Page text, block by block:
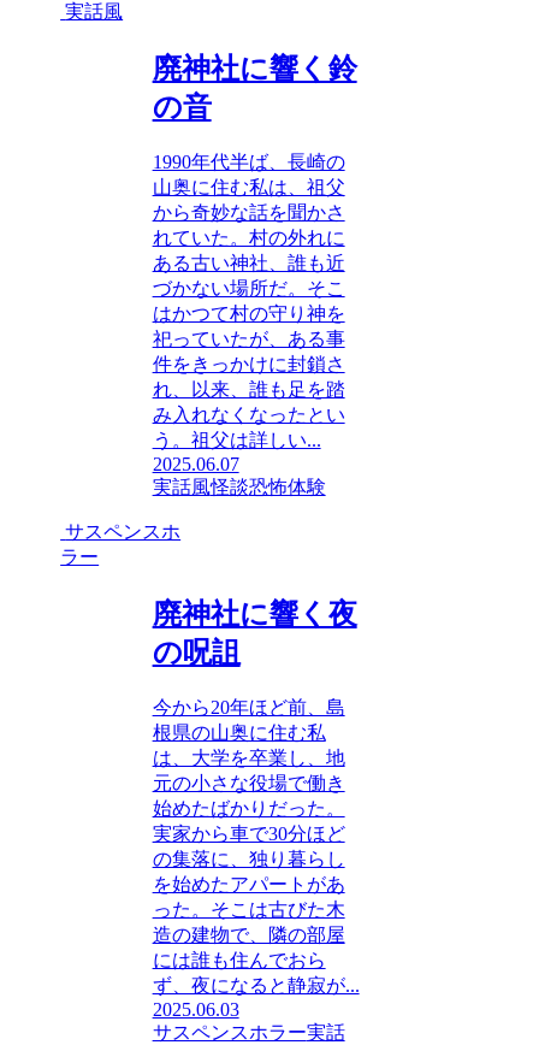
実話風
廃神社に響く鈴
の音
1990年代半ば、長崎の
山奥に住む私は、祖父
から奇妙な話を聞かさ
れていた。村の外れに
ある古い神社、誰も近
づかない場所だ。そこ
はかつて村の守り神を
祀っていたが、ある事
件をきっかけに封鎖さ
れ、以来、誰も足を踏
み入れなくなったとい
う。祖父は詳しい...
2025.06.07
実話風怪談恐怖体験
サスペンスホ
ラー
廃神社に響く夜
の呪詛
今から20年ほど前、島
根県の山奥に住む私
は、大学を卒業し、地
元の小さな役場で働き
始めたばかりだった。
実家から車で30分ほど
の集落に、独り暮らし
を始めたアパートがあ
った。そこは古びた木
造の建物で、隣の部屋
には誰も住んでおら
ず、夜になると静寂が...
2025.06.03
サスペンスホラー実話